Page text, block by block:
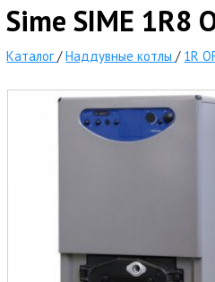
Sime SIME 1R8
Каталог /Наддувные котлы / 1R